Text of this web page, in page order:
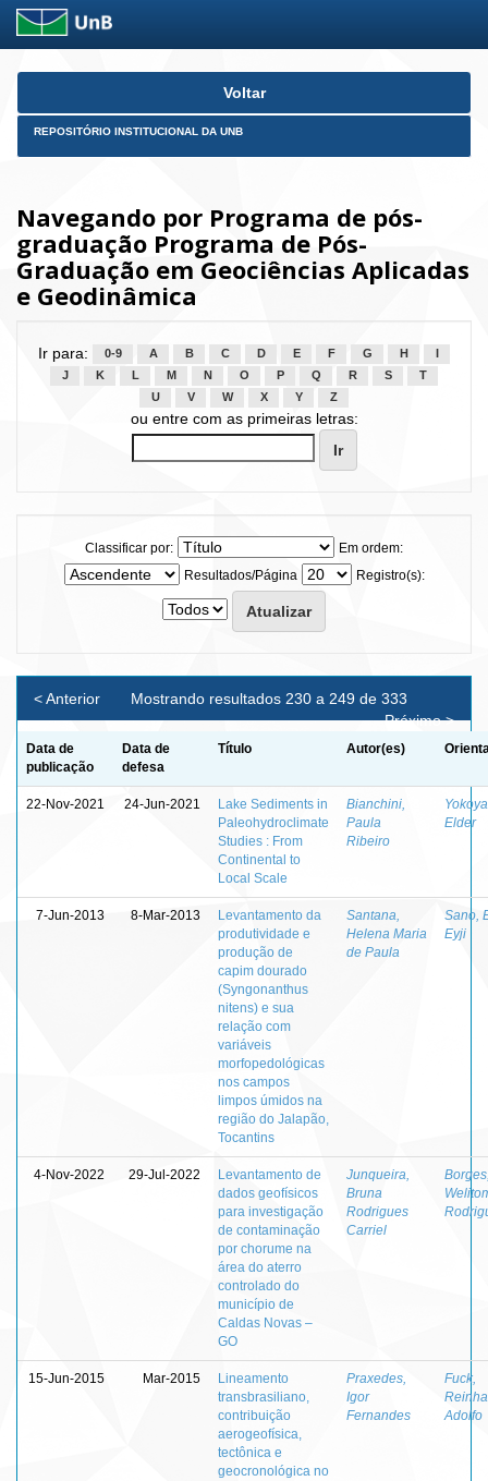
Skip
Voltar
REPOSITÓRIO INSTITUCIONAL DA UNB
Navegando por Programa de pós-
graduação Programa de Pós-
Graduação em Geociências Aplicadas
e Geodinâmica
Ir para: 0-9 A B C D E F G H
J
K L M N O P Q R S
T
U
V W X Y Z
ou entre com as primeiras letras:
Classificar por:
Em ordem:
Resultados/Página
Registro(s):
Mostrando resultados 230 a 249 de 333
< Anterior
Próximo >
Data de
publicação
Data de
defesa
Título Autor(es)
22-Nov-2021 24-Jun-2021
Lake Sediments in
Paleohydroclimate
Studies : From
Continental to
Local Scale
Bianchini,
Paula
Ribeiro
Elder
7-Jun-2013 8-Mar-2013
Levantamento da
produtividade e
produção de
capim dourado
(Syngonanthus
nitens) e sua
relação com
variáveis
morfopedológicas
nos campos
limpos úmidos na
região do Jalapão,
Tocantins
Santana,
Helena Maria
de Paula
Sano,
Eyji
4-Nov-2022 29-Jul-2022
Levantamento de
dados geofísicos
para investigação
de contaminação
por chorume na
área do aterro
controlado do
município de
Caldas Novas –
GO
Junqueira,
Bruna
Rodrigues
Carriel
15-Jun-2015 Mar-2015
Lineamento
transbrasiliano,
contribuição
aerogeofísica,
tectônica e
geocronológica no
Praxedes,
Igor
Fernandes
Fuck,
Adolfo